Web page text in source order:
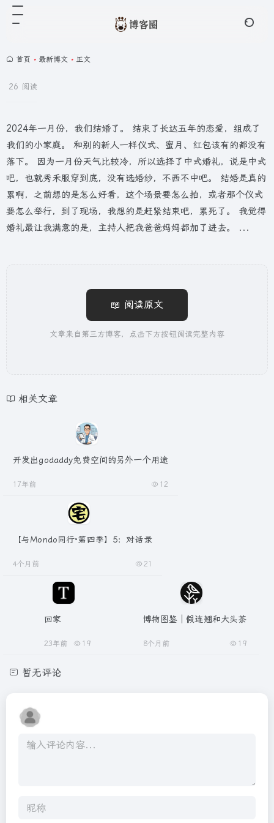
首页 • 最新博文 • 正文
26 阅读
2024年一月份，我们结婚了。 结束了长达五年的恋爱，组成了
我们的小家庭。 和别的新人一样仪式、蜜月、红包该有的都没有
落下。 因为一月份天气比较冷，所以选择了中式婚礼，说是中式
吧，也就秀禾服穿到底，没有选婚纱，不西不中吧。 结婚是真的
累啊，之前想的是怎么好看，这个场景要怎么拍，或者那个仪式
要怎么举行，到了现场，我想的是赶紧结束吧，累死了。 我觉得
婚礼最让我满意的是，主持人把我爸爸妈妈都加了进去。 ...
📖 阅读原文
文章来自第三方博客，点击下方按钮阅读完整内容
相关文章
开发出godaddy免费空间的另外一个用途
17年前 12
【与Mondo同行·第四季】5：对话录
4个月前 21
回家
23年前 19
博物图鉴｜假连翘和大头茶
8个月前 19
暂无评论